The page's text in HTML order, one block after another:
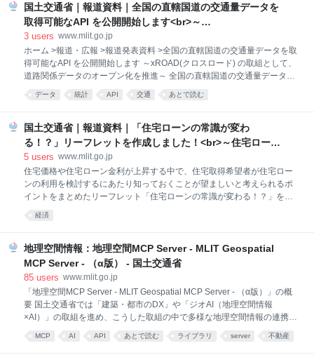
表しました。 ○ 令和７年６月に閣議決定された「経
済財政運営と改革の基本方針2025」において、女性用
トイレの 利用環境の改善に向けた対策の推進が位置付
レの 行列問題の改善に向けた検討を進めてまいりまし
た。 〇 女性用トイレの行列問題は長きにわたり指摘
されており、国土交通省の調査によれば、多くの女性
が トイレの利用にあたって「行列に並ばなければなら
行列が発生する場
国土交通省｜報道資料｜全国の直轄国道の交通量データを
取得可能なAPI を公開開始します<br>～
<ruby>xROAD<rp>(</rp><rt>クロスロード</rt><rp>)
</rp></ruby> の取組として、道路関係データのオープン化
を推進～
3 users www.mlit.go.jp
ホーム >報道・広報 >報道発表資料 >全国の直轄国道の交通量データを取
得可能なAPI を公開開始します ～xROAD(クロスロード) の取組として、
道路関係データのオープン化を推進～ 全国の直轄国道の交通量データを
取得可能なAPI を公開開始します ～xROAD(クロスロード) の取組とし
て、道路関係データのオープン化を推進～ 国土交通省道路局では、デー
ンによるサービスの発掘に取り組むべく、xROAD の取組として、道路
関係データのオープン化を推進しています。 ５月12 日より、全国の直
轄国道において機械観測されている方向別交通量が取得可能 な交通量デ
査・維持管理等の高度化・効率化を図る道路システムのDX の取組 1. 公
開するデータの概要 常設
データ 統計 API 交通 あとで読む
国土交通省｜報道資料｜「住宅ローンの常識が変わ
る！？」リーフレットを作成しました！<br>～住宅ローン
の金利リスクの普及啓発に取り組みます～
5 users www.mlit.go.jp
住宅価格や住宅ローン金利が上昇する中で、住宅取得希望者が住宅ロー
ンの利用を検討するにあたり知っておくことが望ましいと考えられるポ
イントをまとめたリーフレット「住宅ローンの常識が変わる！？」を公
表しました。 ○我が国の住宅ローン利用者の約８割は、変動金利型住宅
ローンを利用している状況ですが、 日本銀行のマイナス金利政策の解除
上昇傾向にあります。 また、昨今の住宅価格の上昇等により、35年を超
える超長期の住宅ローンの利用者やペアローンの利用者も増加していま
す。 ○こうした住宅ローンの利用実態、環境変化の中では、住宅ローン
リスク等について適切に理解しておくことが一層重要です。 ○国土交通
省では、『「強い経済」を実現する総合経済対策』（令和７年11月21日
閣議決定）に基
経済
地理空間情報：地理空間MCP Server - MLIT Geospatial
MCP Server - （α版） - 国土交通省
85 users www.mlit.go.jp
「地理空間MCP Server - MLIT Geospatial MCP Server - （α版）」の概
要 国土交通省では「建築・都市のDX」や「ジオAI（地理空間情報
×AI）」の取組を進め、こうした取組の中で多様な地理空間情報の連携・
活用を推進しています。 この一環として、AIを活用して自然言語で多様
な地理空間情報を容易に連携・活用できる環境を提供するため「地理空
MCP AI API あとで読む ライブラリ server 不動産